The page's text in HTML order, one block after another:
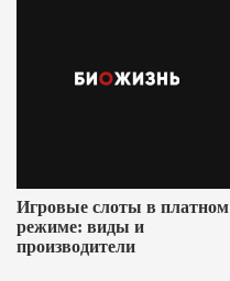
Игровые слоты в платном
режиме: виды и
производители